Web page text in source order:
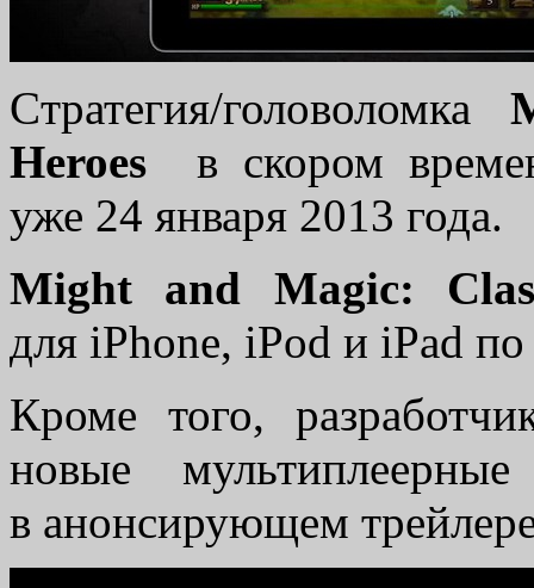
Cтратегия/головоломка
Heroes
в скором
уже 24 января 2013 года.
Might and Magic:
для iPhone, iPod и iPad
Кроме того,
новые
в анонсирующем